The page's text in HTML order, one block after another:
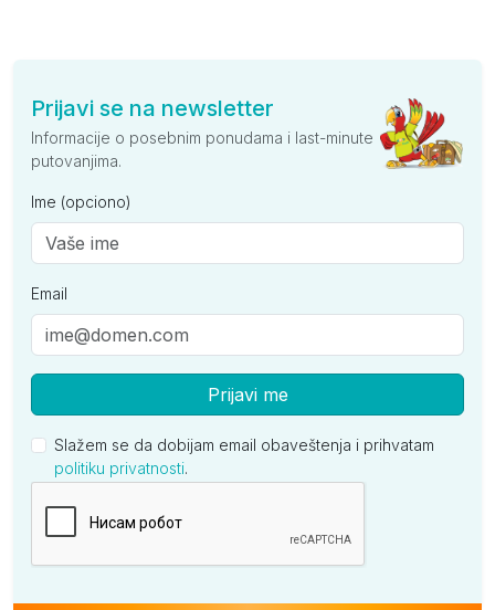
Prijavi se na newsletter
Informacije o posebnim ponudama i last-minute
putovanjima.
Ime (opciono)
Email
Prijavi me
Slažem se da dobijam email obaveštenja i prihvatam
politiku privatnosti.